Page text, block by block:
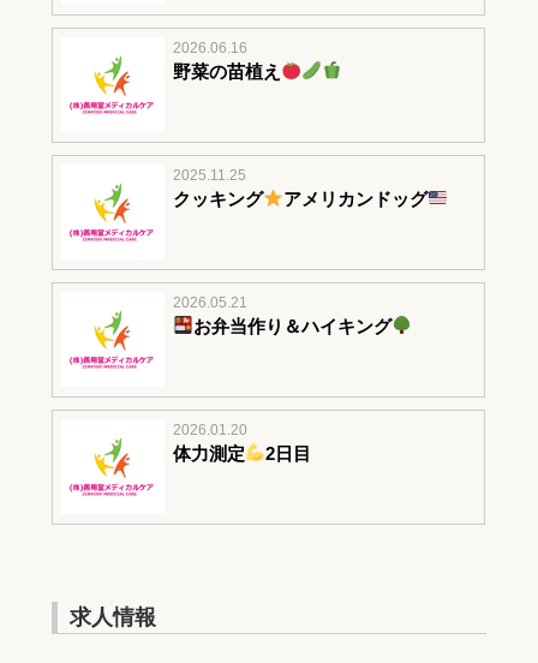
2026.06.16
野菜の苗植え
2025.11.25
クッキング アメリカンドッグ
2026.05.21
お弁当作り＆ハイキング
2026.01.20
体力測定 2日目
求人情報